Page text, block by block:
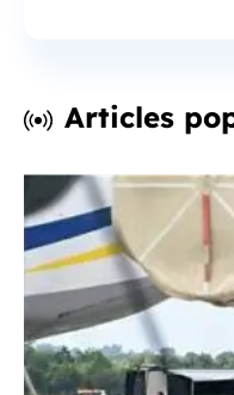
Articles